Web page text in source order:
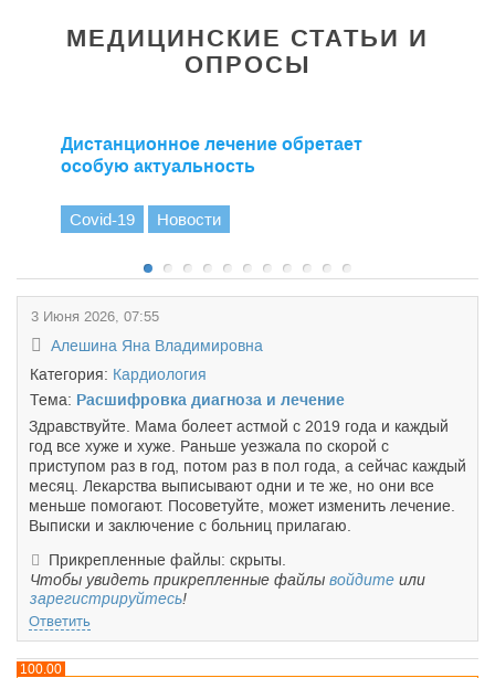
МЕДИЦИНСКИЕ СТАТЬИ И
ОПРОСЫ
Дистанционное лечение обретает
особую актуальность
Covid-19 Новости
3 Июня 2026, 07:55
Алешина Яна Владимировна
Категория: Кардиология
Тема: Расшифровка диагноза и лечение
Здравствуйте. Мама болеет астмой с 2019 года и каждый
год все хуже и хуже. Раньше уезжала по скорой с
приступом раз в год, потом раз в пол года, а сейчас каждый
месяц. Лекарства выписывают одни и те же, но они все
меньше помогают. Посоветуйте, может изменить лечение.
Выписки и заключение с больниц прилагаю.
Прикрепленные файлы: скрыты.
Чтобы увидеть прикрепленные файлы войдите или
зарегистрируйтесь!
Ответить
100.00